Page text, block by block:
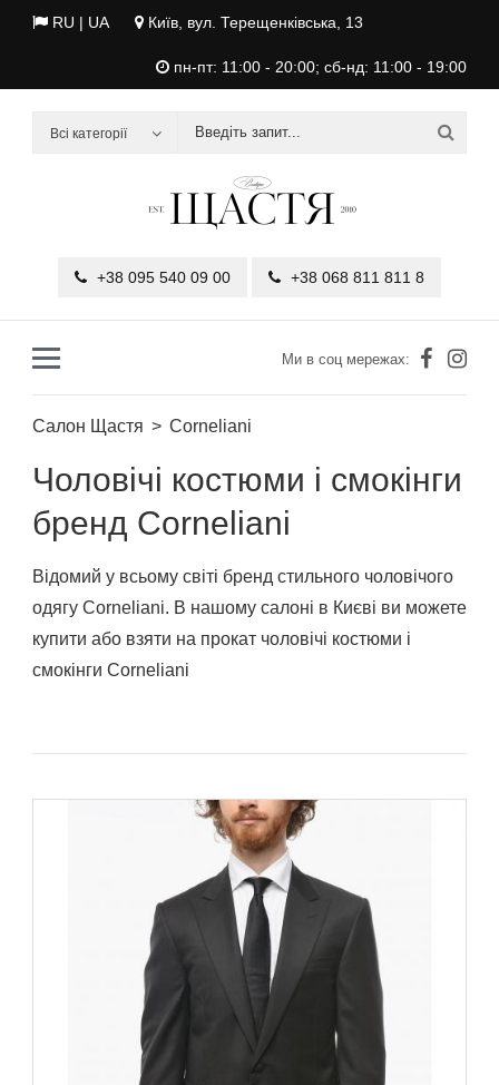
RU | UA Київ, вул. Терещенківська, 13
пн-пт: 11:00 - 20:00; сб-нд: 11:00 - 19:00
Всі категорії
+38 095 540 09 00 +38 068 811 811 8
Ми в соц мережах:
Салон Щастя Corneliani
Чоловічі костюми і смокінги
бренд Corneliani
Відомий у всьому світі бренд стильного чоловічого
одягу Corneliani. В нашому салоні в Києві ви можете
купити або взяти на прокат чоловічі костюми і
смокінги Corneliani